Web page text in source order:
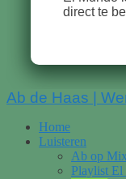
direct te
Scroll
Ab de Haas |
Home
Luisteren
Ab op
Playlist